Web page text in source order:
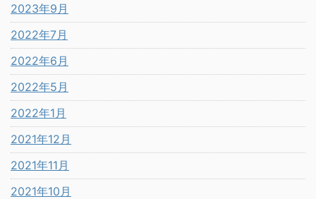
2023年9月
2022年7月
2022年6月
2022年5月
2022年1月
2021年12月
2021年11月
2021年10月